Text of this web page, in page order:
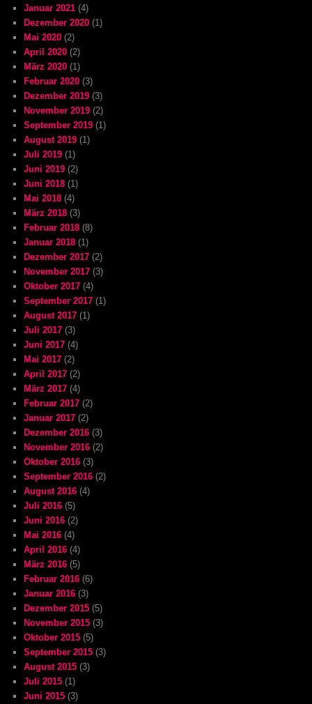
Januar 2021 (4)
Dezember 2020 (1)
Mai 2020 (2)
April 2020 (2)
März 2020 (1)
Februar 2020 (3)
Dezember 2019 (3)
November 2019 (2)
September 2019 (1)
August 2019 (1)
Juli 2019 (1)
Juni 2019 (2)
Juni 2018 (1)
Mai 2018 (4)
März 2018 (3)
Februar 2018 (8)
Januar 2018 (1)
Dezember 2017 (2)
November 2017 (3)
Oktober 2017 (4)
September 2017 (1)
August 2017 (1)
Juli 2017 (3)
Juni 2017 (4)
Mai 2017 (2)
April 2017 (2)
März 2017 (4)
Februar 2017 (2)
Januar 2017 (2)
Dezember 2016 (3)
November 2016 (2)
Oktober 2016 (3)
September 2016 (2)
August 2016 (4)
Juli 2016 (5)
Juni 2016 (2)
Mai 2016 (4)
April 2016 (4)
März 2016 (5)
Februar 2016 (6)
Januar 2016 (3)
Dezember 2015 (5)
November 2015 (3)
Oktober 2015 (5)
September 2015 (3)
August 2015 (3)
Juli 2015 (1)
Juni 2015 (3)